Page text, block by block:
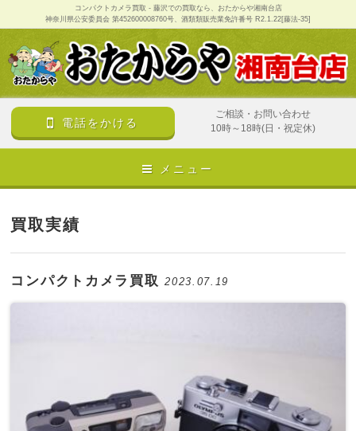
コンパクトカメラ買取 - 藤沢での買取なら、おたからや湘南台店
神奈川県公安委員会 第452600008760号、酒類類販売業免許番号 R2.1.22[藤法-35]
電話をかける
ご相談・お問い合わせ
10時～18時(日・祝定休)
メニュー
買取実績
コンパクトカメラ買取2023.07.19